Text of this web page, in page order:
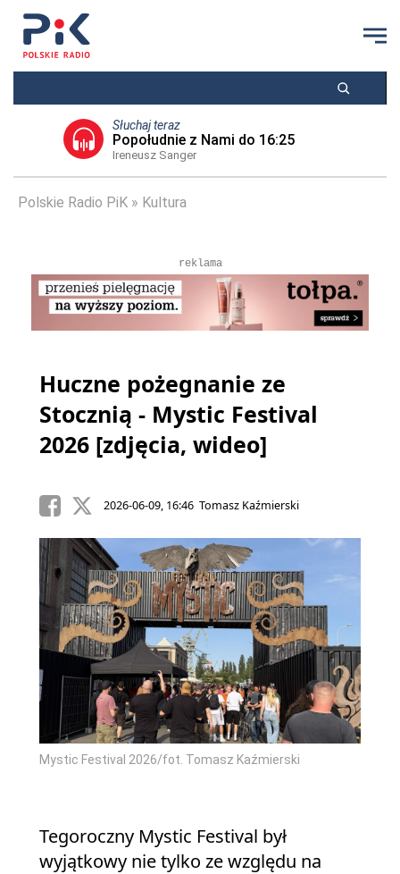
Słuchaj teraz
Popołudnie z Nami do 16:25
Ireneusz Sanger
Polskie Radio PiK Kultura
reklama
Huczne pożegnanie ze
Stocznią - Mystic Festival
2026 [zdjęcia, wideo]
2026-06-09, 16:46 Tomasz Kaźmierski
Mystic Festival 2026/fot. Tomasz Kaźmierski
Tegoroczny Mystic Festival był
wyjątkowy nie tylko ze względu na